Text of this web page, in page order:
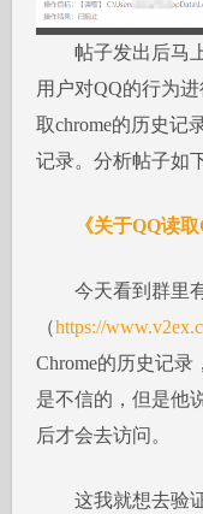
帖子发出后马
用户对QQ的行为
取chrome的历史记
记录。分析帖子如
《关于QQ读
今天看到群里
（https://
Chrome的历史记
是不信的，但是他
后才会去访问。
这我就想去验